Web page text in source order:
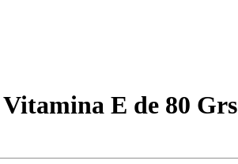
E de 80 Grs